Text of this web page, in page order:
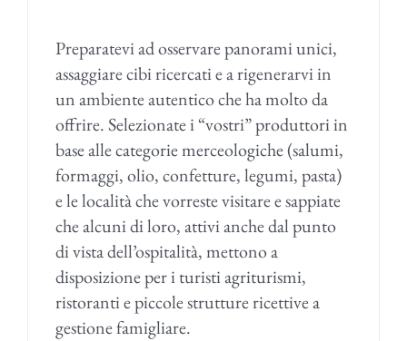
Preparatevi ad osservare panorami unici,
assaggiare cibi ricercati e a rigenerarvi in
un ambiente autentico che ha molto da
offrire. Selezionate i “vostri” produttori in
base alle categorie merceologiche (salumi,
formaggi, olio, confetture, legumi, pasta)
e le località che vorreste visitare e sappiate
che alcuni di loro, attivi anche dal punto
di vista dell’ospitalità, mettono a
disposizione per i turisti agriturismi,
ristoranti e piccole strutture ricettive a
gestione famigliare.